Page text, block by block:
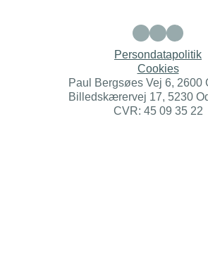
Persondatapolitik
Cookies
Paul Bergsøes Vej 6, 2600
Billedskærervej 17, 5230
CVR: 45 09 35 22